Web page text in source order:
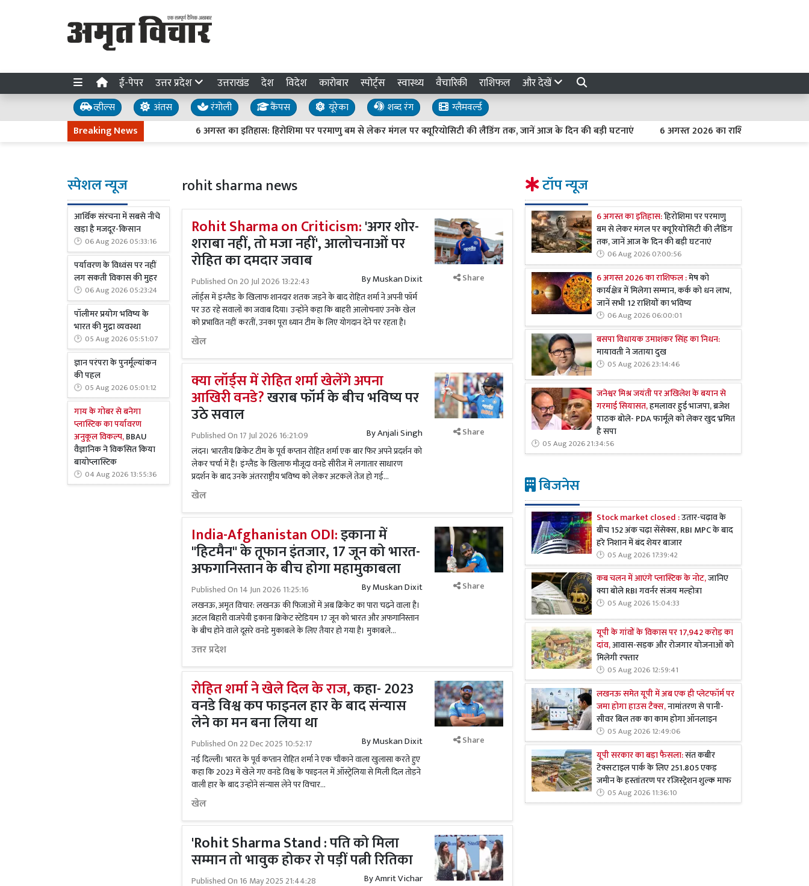
ई-पेपर उत्तर प्रदेश उत्तराखंड देश विदेश कारोबार स्पोर्ट्स स्वास्थ्य वैचारिकी राशिफल और देखें
व्हील्स अंतस रंगोली कैंपस यूरेका शब्द रंग
ग्लैमवर्ल्ड
Breaking News
6 अगस्त का इतिहास: हिरोशिमा पर परमाणु बम से लेकर मंगल पर क्यूरियोसिटी की लैंडिंग तक, जानें आज के दिन की बड़ी घटनाएं 6 अगस्त 2026 का राशिफल : मेष को कार्यक्षेत्र
स्पेशल न्यूज
आर्थिक संरचना में सबसे नीचे
खड़ा है मजदूर-किसान
06 Aug 2026 05:33:16
पर्यावरण के विध्वंस पर नहीं
लग सकती विकास की मुहर
06 Aug 2026 05:23:24
पॉलीमर प्रयोग भविष्य के
भारत की मुद्रा व्यवस्था
05 Aug 2026 05:51:07
ज्ञान परंपरा के पुनर्मूल्यांकन
की पहल
05 Aug 2026 05:01:12
गाय के गोबर से बनेगा
प्लास्टिक का पर्यावरण
अनुकूल विकल्प,BBAU
वैज्ञानिक ने विकसित किया
बायोप्लास्टिक
04 Aug 2026 13:55:36
rohit sharma news
Rohit Sharma on Criticism:'अगर शोर-
शराबा नहीं, तो मजा नहीं', आलोचनाओं पर
रोहित का दमदार जवाब
Published On 20 Jul 2026 13:22:43 ByMuskan Dixit
लॉर्ड्स में इंग्लैंड के खिलाफ शानदार शतक जड़ने के बाद रोहित शर्मा ने अपनी फॉर्म
पर उठ रहे सवालों का जवाब दिया। उन्होंने कहा कि बाहरी आलोचनाएं उनके खेल
को प्रभावित नहीं करतीं, उनका पूरा ध्यान टीम के लिए योगदान देने पर रहता है।
खेल
Share
क्या लॉर्ड्स में रोहित शर्मा खेलेंगे अपना
आखिरी वनडे?खराब फॉर्म के बीच भविष्य पर
उठे सवाल
Published On 17 Jul 2026 16:21:09 ByAnjali Singh
लंदन। भारतीय क्रिकेट टीम के पूर्व कप्तान रोहित शर्मा एक बार फिर अपने प्रदर्शन को
लेकर चर्चा में हैं। इंग्लैंड के खिलाफ मौजूदा वनडे सीरीज में लगातार साधारण
प्रदर्शन के बाद उनके अंतरराष्ट्रीय भविष्य को लेकर अटकलें तेज हो गई...
खेल
Share
India-Afghanistan ODI:इकाना में
''हिटमैन'' के तूफान इंतजार, 17 जून को भारत-
अफगानिस्तान के बीच होगा महामुकाबला
Published On 14 Jun 2026 11:25:16 ByMuskan Dixit
लखनऊ, अमृत विचार: लखनऊ की फिजाओं में अब क्रिकेट का पारा चढ़ने वाला है।
अटल बिहारी वाजपेयी इकाना क्रिकेट स्टेडियम 17 जून को भारत और अफगानिस्तान
के बीच होने वाले दूसरे वनडे मुकाबले के लिए तैयार हो गया है। मुकाबले...
उत्तर प्रदेश
Share
रोहित शर्मा ने खेले दिल के राज,कहा- 2023
वनडे विश्व कप फाइनल हार के बाद संन्यास
लेने का मन बना लिया था
Published On 22 Dec 2025 10:52:17 ByMuskan Dixit
नई दिल्ली। भारत के पूर्व कप्तान रोहित शर्मा ने एक चौंकाने वाला खुलासा करते हुए
कहा कि 2023 में खेले गए वनडे विश्व के फाइनल में ऑस्ट्रेलिया से मिली दिल तोड़ने
वाली हार के बाद उन्होंने संन्यास लेने पर विचार...
खेल
Share
'Rohit Sharma Stand : पति को मिला
सम्मान तो भावुक होकर रो पड़ीं पत्नी रितिका
Published On 16 May 2025 21:44:28 ByAmrit Vichar
टॉप न्यूज
6 अगस्त का इतिहास:हिरोशिमा पर परमाणु
बम से लेकर मंगल पर क्यूरियोसिटी की लैंडिंग
तक, जानें आज के दिन की बड़ी घटनाएं
06 Aug 2026 07:00:56
6 अगस्त 2026 का राशिफल :मेष को
कार्यक्षेत्र में मिलेगा सम्मान, कर्क को धन लाभ,
जानें सभी 12 राशियों का भविष्य
06 Aug 2026 06:00:01
बसपा विधायक उमाशंकर सिंह का निधन:
मायावती ने जताया दुख
05 Aug 2026 23:14:46
जनेश्वर मिश्र जयंती पर अखिलेश के बयान से
गरमाई सियासत,हमलावर हुई भाजपा, ब्रजेश
पाठक बोले- PDA फार्मूले को लेकर खुद भ्रमित
है सपा
05 Aug 2026 21:34:56
बिजनेस
Stock market closed :उतार-चढ़ाव के
बीच 152 अंक चढ़ा सेंसेक्स, RBI MPC के बाद
हरे निशान में बंद शेयर बाजार
05 Aug 2026 17:39:42
कब चलन में आएंगे प्लास्टिक के नोट,जानिए
क्या बोले RBI गवर्नर संजय मल्होत्रा
05 Aug 2026 15:04:33
यूपी के गांवों के विकास पर 17,942 करोड़ का
दांव,आवास-सड़क और रोजगार योजनाओं को
मिलेगी रफ्तार
05 Aug 2026 12:59:41
लखनऊ समेत यूपी में अब एक ही प्लेटफॉर्म पर
जमा होगा हाउस टैक्स,नामांतरण से पानी-
सीवर बिल तक का काम होगा ऑनलाइन
05 Aug 2026 12:49:06
यूपी सरकार का बड़ा फैसला:संत कबीर
टेक्सटाइल पार्क के लिए 251.805 एकड़
जमीन के हस्तांतरण पर रजिस्ट्रेशन शुल्क माफ
05 Aug 2026 11:36:10